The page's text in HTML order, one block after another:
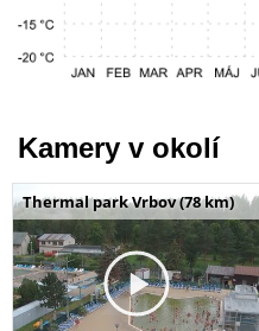
Kamery v okolí
Thermal park Vrbov (78 km)